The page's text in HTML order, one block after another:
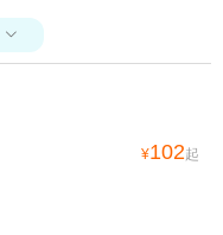

¥102起